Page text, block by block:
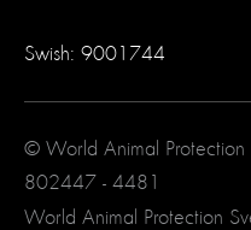
Swish: 9001744
© World Animal Protection
802447 - 4481
World Animal Protection